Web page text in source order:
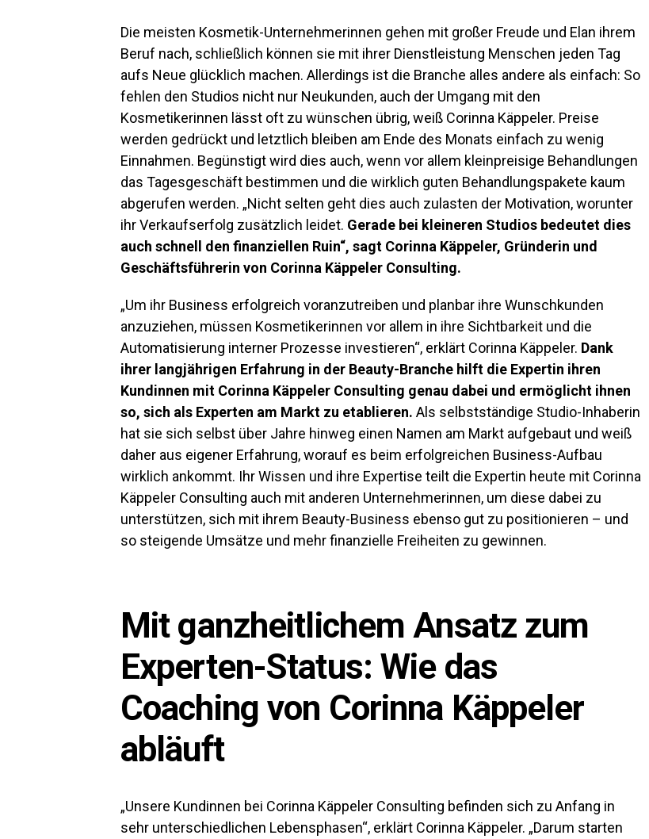
Die meisten Kosmetik-Unternehmerinnen gehen mit großer Freude und Elan ihrem
Beruf nach, schließlich können sie mit ihrer Dienstleistung Menschen jeden Tag
aufs Neue glücklich machen. Allerdings ist die Branche alles andere als einfach: So
fehlen den Studios nicht nur Neukunden, auch der Umgang mit den
Kosmetikerinnen lässt oft zu wünschen übrig, weiß Corinna Käppeler. Preise
werden gedrückt und letztlich bleiben am Ende des Monats einfach zu wenig
Einnahmen. Begünstigt wird dies auch, wenn vor allem kleinpreisige Behandlungen
das Tagesgeschäft bestimmen und die wirklich guten Behandlungspakete kaum
abgerufen werden. „Nicht selten geht dies auch zulasten der Motivation, worunter
ihr Verkaufserfolg zusätzlich leidet. Gerade bei kleineren Studios bedeutet dies
auch schnell den finanziellen Ruin“, sagt Corinna Käppeler, Gründerin und
Geschäftsführerin von Corinna Käppeler Consulting.
„Um ihr Business erfolgreich voranzutreiben und planbar ihre Wunschkunden
anzuziehen, müssen Kosmetikerinnen vor allem in ihre Sichtbarkeit und die
Automatisierung interner Prozesse investieren“, erklärt Corinna Käppeler. Dank
ihrer langjährigen Erfahrung in der Beauty-Branche hilft die Expertin ihren
Kundinnen mit Corinna Käppeler Consulting genau dabei und ermöglicht ihnen
so, sich als Experten am Markt zu etablieren. Als selbstständige Studio-Inhaberin
hat sie sich selbst über Jahre hinweg einen Namen am Markt aufgebaut und weiß
daher aus eigener Erfahrung, worauf es beim erfolgreichen Business-Aufbau
wirklich ankommt. Ihr Wissen und ihre Expertise teilt die Expertin heute mit Corinna
Käppeler Consulting auch mit anderen Unternehmerinnen, um diese dabei zu
unterstützen, sich mit ihrem Beauty-Business ebenso gut zu positionieren – und
so steigende Umsätze und mehr finanzielle Freiheiten zu gewinnen.
Mit ganzheitlichem Ansatz zum
Experten-Status: Wie das
Coaching von Corinna Käppeler
abläuft
„Unsere Kundinnen bei Corinna Käppeler Consulting befinden sich zu Anfang in
sehr unterschiedlichen Lebensphasen“, erklärt Corinna Käppeler. „Darum starten